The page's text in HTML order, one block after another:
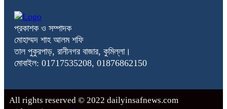
প্রকাশক ও সম্পাদক
মোহাম্মদ শাহ আলম শফি
তাল পুকুরপাড়, রানীনগর বাজার, কুমিল্লা।
মোবাইল: 01717535208, 01876862150
All rights reserved © 2022 dailyinsafnews.com